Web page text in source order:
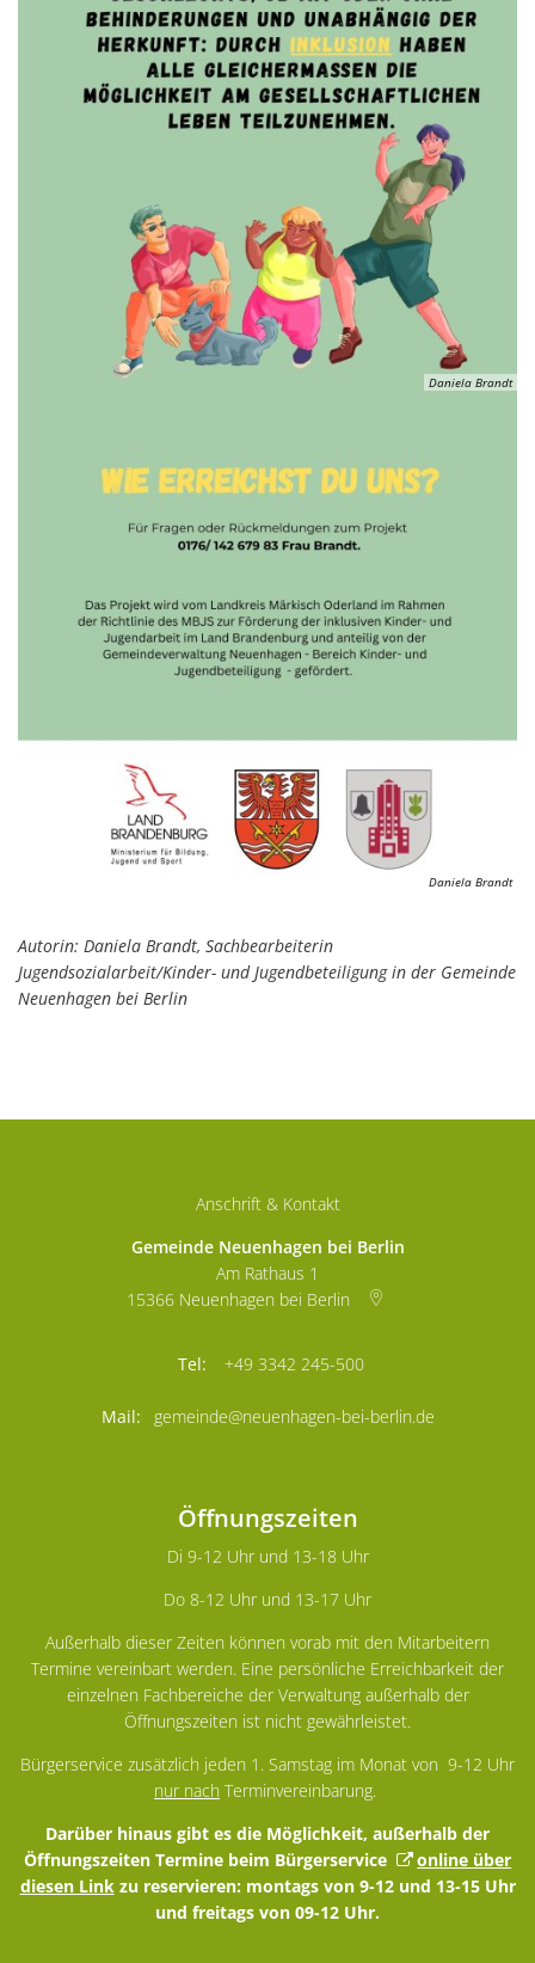
Daniela Brandt
Daniela Brandt
Autorin: Daniela Brandt, Sachbearbeiterin
Jugendsozialarbeit/Kinder- und Jugendbeteiligung in der Gemeinde
Neuenhagen bei Berlin
Anschrift & Kontakt
Gemeinde Neuenhagen bei Berlin
Am Rathaus 1
15366 Neuenhagen bei Berlin
+49 3342 245-500
gemeinde@neuenhagen-bei-berlin.de
Öffnungszeiten
Di 9-12 Uhr und 13-18 Uhr
Do 8-12 Uhr und 13-17 Uhr
Außerhalb dieser Zeiten können vorab mit den Mitarbeitern
Termine vereinbart werden. Eine persönliche Erreichbarkeit der
einzelnen Fachbereiche der Verwaltung außerhalb der
Öffnungszeiten ist nicht gewährleistet.
Bürgerservice zusätzlich jeden 1. Samstag im Monat von 9-12 Uhr
nur nach Terminvereinbarung.
Darüber hinaus gibt es die Möglichkeit, außerhalb der
Öffnungszeiten Termine beim Bürgerservice
online über
diesen Linkzu reservieren: montags von 9-12 und 13-15 Uhr
und freitags von 09-12 Uhr.